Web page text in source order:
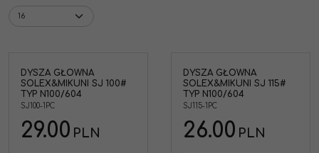
DYSZA GŁOWNA
SOLEX&MIKUNI SJ 100#
TYP N100/604
SJ100-1PC
29.00 PLN
Dysze gaźnikowe
wykonano w technologii
CNC. Z racji na charakter
rygorystycznej kontroli
DYSZA GŁOWNA
SOLEX&MIKUNI SJ 115#
TYP N100/604
SJ115-1PC
26.00 PLN